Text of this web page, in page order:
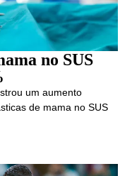
no SUS
um aumento
de mama no SUS